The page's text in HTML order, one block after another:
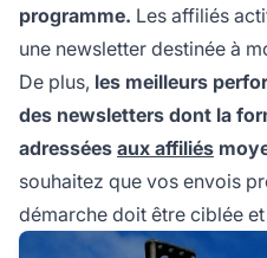
programme. Les affiliés
une newsletter destinée à
De plus, les meilleurs
des newsletters dont la
adressées aux affiliés
souhaitez que vos envois
démarche doit être ciblée